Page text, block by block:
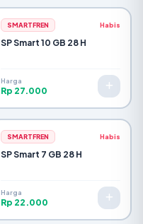
SMARTFREN Habis
SP Smart 10 GB 28 H
Harga
Rp 27.000
SMARTFREN Habis
SP Smart 7 GB 28 H
Harga
Rp 22.000